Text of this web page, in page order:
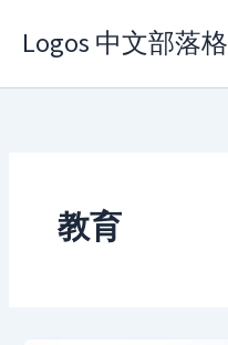
Logos 中文部落格
教育